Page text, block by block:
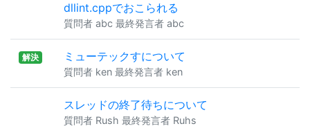
dllint.cppでおこられる
質問者 abc 最終発言者 abc
解決 ミューテックすについて
質問者 ken 最終発言者 ken
スレッドの終了待ちについて
質問者 Rush 最終発言者 Ruhs